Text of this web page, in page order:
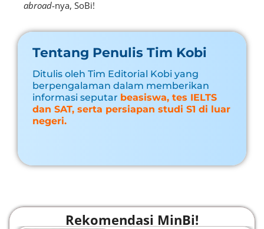
abroad-nya, SoBi!
Tentang Penulis Tim Kobi
Ditulis oleh Tim Editorial Kobi yang
berpengalaman dalam memberikan
informasi seputar beasiswa, tes IELTS
dan SAT, serta persiapan studi S1 di luar
negeri.
Rekomendasi MinBi!